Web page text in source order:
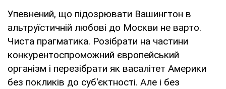
Упевнений, що підозрювати Вашингтон в
альтруїстичній любові до Москви не варто.
Чиста прагматика. Розібрати на частини
конкурентоспроможний європейський
організм і перезібрати як васалітет Америки
без покликів до суб'єктності. Але і без